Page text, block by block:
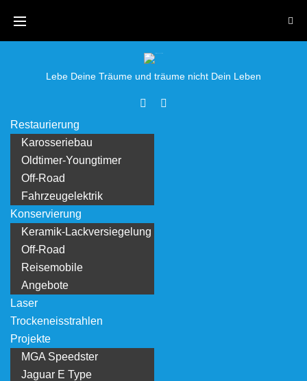
content
Lebe Deine Träume und träume nicht Dein Leben
Restaurierung
Karosseriebau
Oldtimer-Youngtimer
Off-Road
Fahrzeugelektrik
Konservierung
Keramik-Lackversiegelung
Off-Road
Reisemobile
Angebote
Laser
Trockeneisstrahlen
Projekte
MGA Speedster
Jaguar E Type